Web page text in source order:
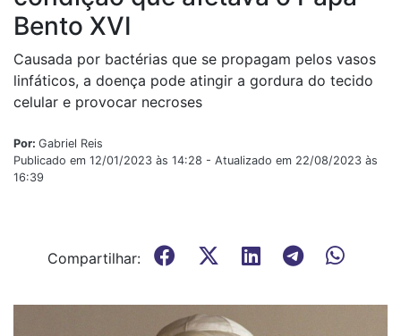
Bento XVI
Causada por bactérias que se propagam pelos vasos
linfáticos, a doença pode atingir a gordura do tecido
celular e provocar necroses
Por: Gabriel Reis
Publicado em 12/01/2023 às 14:28 - Atualizado em 22/08/2023 às
16:39
Compartilhar: